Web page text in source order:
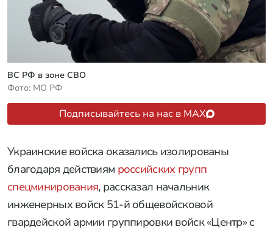
ВС РФ в зоне СВО
Фото: МО РФ
Подписывайтесь на нас в MAX
Украинские войска оказались изолированы
благодаря действиям российских групп
спецминирования, рассказал начальник
инженерных войск 51-й общевойсковой
гвардейской армии группировки войск «Центр» с